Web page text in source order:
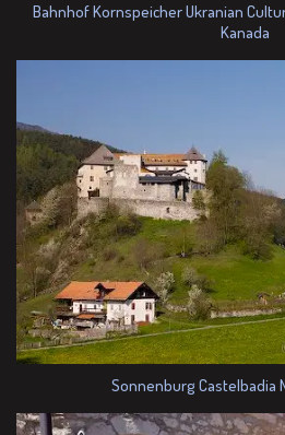
Bahnhof Kornspeicher Ukranian
Kanada
Sonnenburg Castelbadia